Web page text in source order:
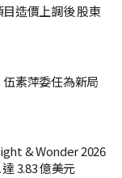
造價上調後 股東
素萍委任為新局
& Wonder 2026
3.83 億美元